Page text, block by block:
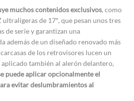
muchos contenidos exclusivos, como
de 17″, que pesan unos tres
de serie y garantizan una
además de un diseñado renovado más
de los retrovisores lucen un
también al alerón delantero,
puede aplicar opcionalmente el
evitar deslumbramientos al